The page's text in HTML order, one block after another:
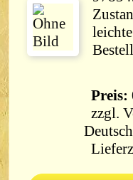
Preis:
zzgl.